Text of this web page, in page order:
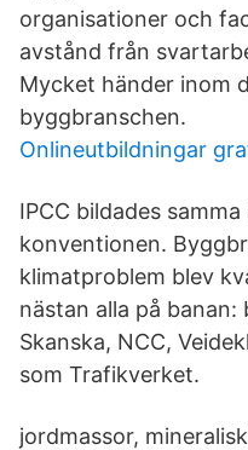
organisationer och
avstånd från
Mycket händer inom
byggbranschen.
Onlineutbildningar
IPCC bildades
konventionen.
klimatproblem blev
nästan alla på
Skanska, NCC,
som Trafikverket.
jordmassor,